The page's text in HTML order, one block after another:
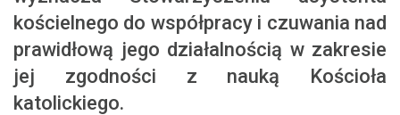
kościelnego do współpracy i czuwania nad
prawidłową jego działalnością w zakresie
jej zgodności z nauką Kościoła
katolickiego.